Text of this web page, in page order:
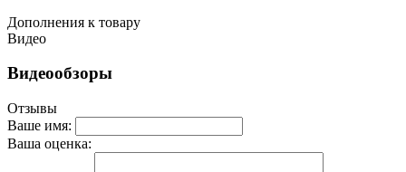
Дополнения к товару
Видео
Видеообзоры
Отзывы
Ваше имя:
Ваша оценка: